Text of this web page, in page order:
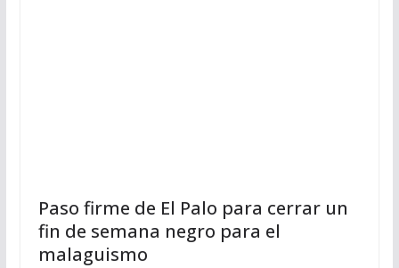
Paso firme de El Palo para cerrar un
fin de semana negro para el
malaguismo